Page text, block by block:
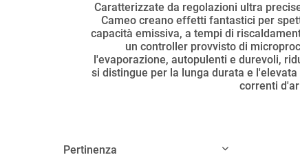
Caratterizzate da regolazioni ultra
Cameo creano effetti fantastici per
capacità emissiva, a tempi di
un controller provvisto di
l'evaporazione, autopulenti e durevoli,
si distingue per la lunga durata e
correnti